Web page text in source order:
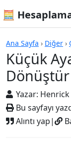
🧮
Ana Sayfa › Diğer ›
Küçük
Dönüştür
Yazar: Henrick
Bu sayfayı
Alıntı yap|
Hesap